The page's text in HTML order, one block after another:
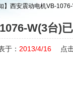
】西安震动电机VB-
W(3台)
于： 2013/4/16 点